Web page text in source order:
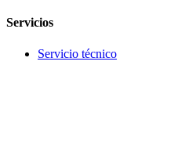
Servicios
Servicio técnico